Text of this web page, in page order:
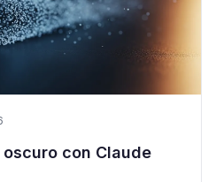
con Claude